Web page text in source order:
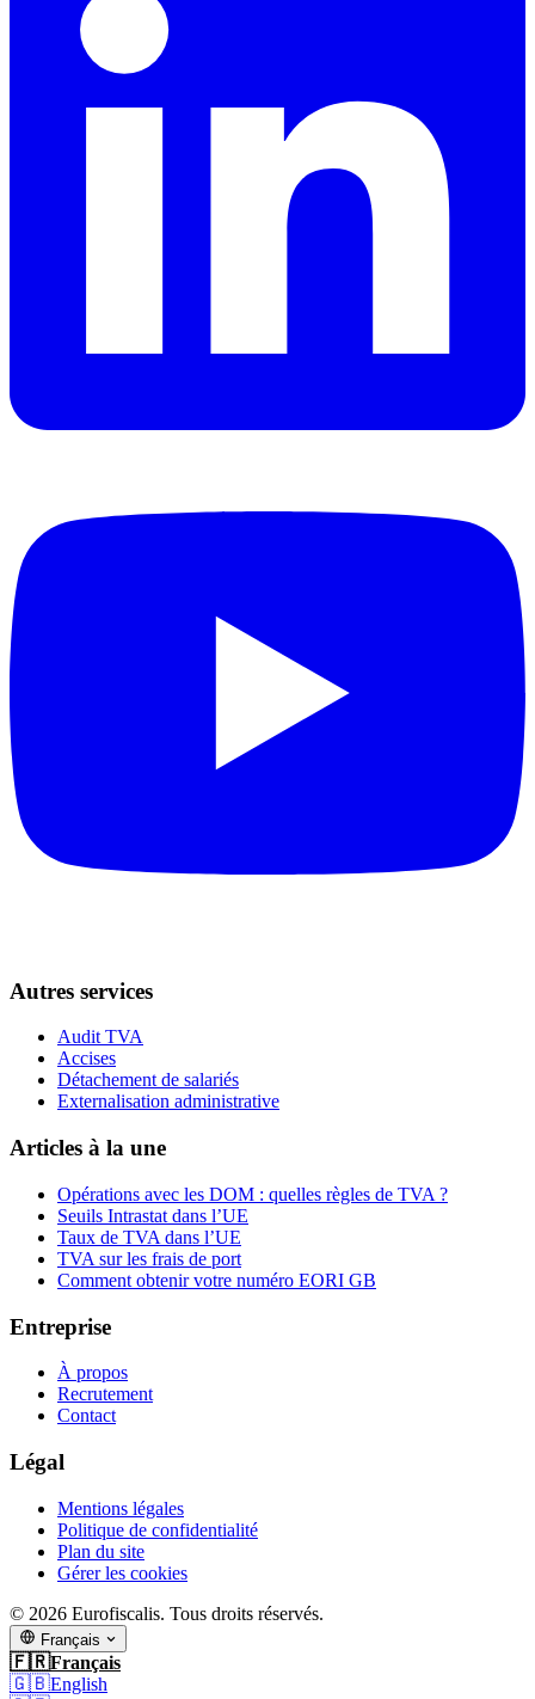
Autres services
Audit TVA
Accises
Détachement de salariés
Externalisation administrative
Articles à la une
Opérations avec les DOM : quelles règles de TVA ?
Seuils Intrastat dans l’UE
Taux de TVA dans l’UE
TVA sur les frais de port
Comment obtenir votre numéro EORI GB
Entreprise
À propos
Recrutement
Contact
Légal
Mentions légales
Politique de confidentialité
Plan du site
Gérer les cookies
© 2026 Eurofiscalis. Tous droits réservés.
Français
🇫🇷Français
🇬🇧English